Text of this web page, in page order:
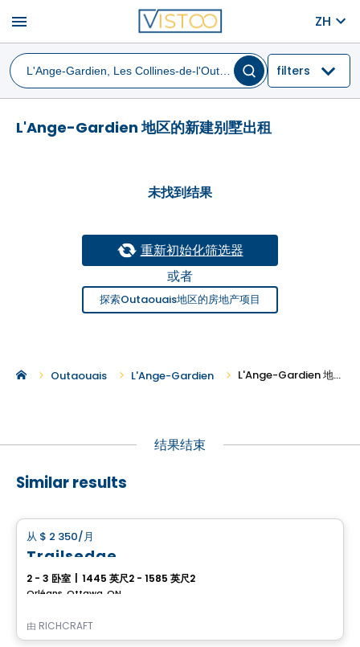
menu ZH
filters
L'Ange-Gardien 地区的新建别墅出租
未找到结果
重新初始化筛选器
或者
探索Outaouais地区的房地产项目
Outaouais L'Ange-Gardien L'Ange-Gardien 地区的新建别墅出租
结果结束
Similar results
从 $ 2 350/月
Trailsedge
2 - 3 卧室 1445 英尺2 - 1585 英尺2
Orléans, Ottawa, ON
由 RICHCRAFT